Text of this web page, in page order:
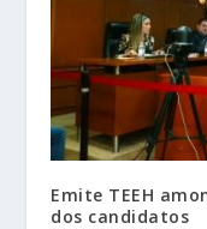
Emite TEEH
dos candidatos